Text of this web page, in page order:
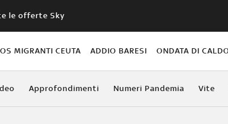
le offerte Sky
MIGRANTI CEUTA ADDIO BARESI ONDATA DI
Approfondimenti Numeri Pandemia Vite